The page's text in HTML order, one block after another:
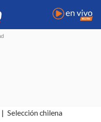
Selección chilena